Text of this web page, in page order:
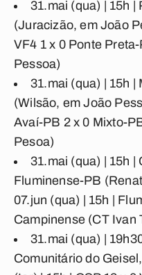
31.mai (qua) | 15h |
(Juracizão, em João
VF4 1 x 0 Ponte
Pessoa)
31.mai (qua) | 15h |
(Wilsão, em João
Avaí-PB 2 x 0 Mixto-
Pesoa)
31.mai (qua) | 15h |
Fluminense-PB
07.jun (qua) | 15h |
Campinense (CT Ivan
31.mai (qua) | 19h30
Comunitário do